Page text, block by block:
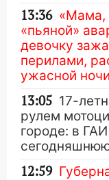
13:36 «Мама,
«пьяной»
девочку
перилами,
ужасной ночи
13:05 17-
рулем
городе: в
12:59